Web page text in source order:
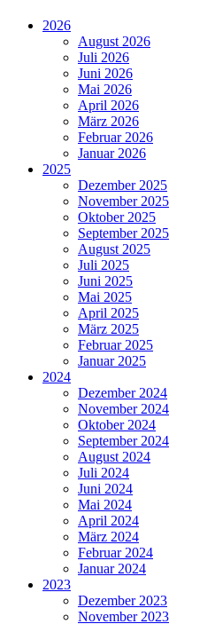
2026
August 2026
Juli 2026
Juni 2026
Mai 2026
April 2026
März 2026
Februar 2026
Januar 2026
2025
Dezember 2025
November 2025
Oktober 2025
September 2025
August 2025
Juli 2025
Juni 2025
Mai 2025
April 2025
März 2025
Februar 2025
Januar 2025
2024
Dezember 2024
November 2024
Oktober 2024
September 2024
August 2024
Juli 2024
Juni 2024
Mai 2024
April 2024
März 2024
Februar 2024
Januar 2024
2023
Dezember 2023
November 2023